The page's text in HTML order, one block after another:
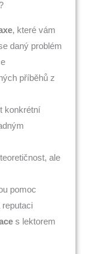
, které vám
daný problém
příběhů z
konkrétní
ale
pomoc
s lektorem